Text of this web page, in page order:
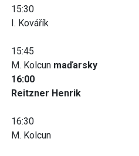
15:30
I. Kovářík
15:45
M. Kolcun maďarsky
16:00
Reitzner Henrik
16:30
M. Kolcun